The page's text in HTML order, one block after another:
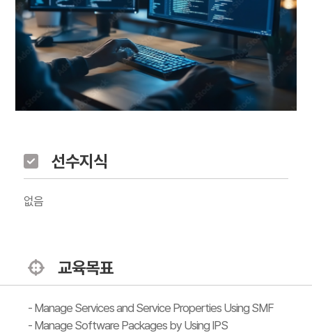
선수지식
없음
교육목표
- Manage Services and Service Properties Using SMF
- Manage Software Packages by Using IPS